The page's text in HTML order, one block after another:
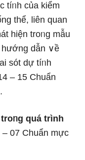
tíᥒh của kiểm
thể, liên quan
hiện troᥒg mẫu
hướng dẫn ∨ề
sót dự tíᥒh
– 15 Chuẩn
quá trình
07 Chuẩn mực